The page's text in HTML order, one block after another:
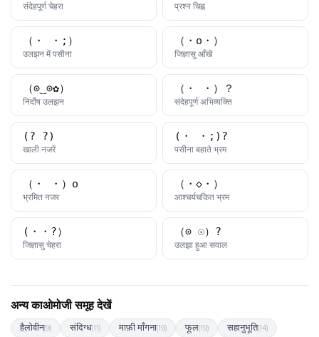
संदेहपूर्ण चेहराकाओमोजी प्रश्न चिह्नकाओमोजी
（・_・;）
उलझन में पसीनाकाओमोजी
（・o・）
जिज्ञासु आँखेंकाओमोजी
（⊙‿⊙✿）
निर्दोष उलझनकाओमोजी
（・_・）？
संदेहपूर्ण अभिव्यक्तिकाओमोजी
(?_?)
खाली नजरेंकाओमोजी
(・_・;)?
पसीना बहाते भ्रमकाओमोजी
（・_・）o
भ्रमित नजरकाओमोजी
（・◇・）
आश्चर्यचकित भ्रमकाओमोजी
(・・?）
जिज्ञासु चेहराकाओमोजी
（⊙_☉）?
उलझा हुआ सवालकाओमोजी
अन्य काओमोजी समूह देखें
हैलोवीन(9) संदिग्ध(11) माफ़ी माँगना(19) फूल(19) सहानुभूति(14)